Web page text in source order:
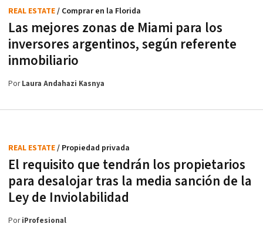
Las mejores zonas de Miami para los
inversores argentinos, según referente
inmobiliario
REAL ESTATE/ Comprar en la Florida
PorLaura Andahazi Kasnya
El requisito que tendrán los propietarios
para desalojar tras la media sanción de la
Ley de Inviolabilidad
REAL ESTATE/ Propiedad privada
PoriProfesional